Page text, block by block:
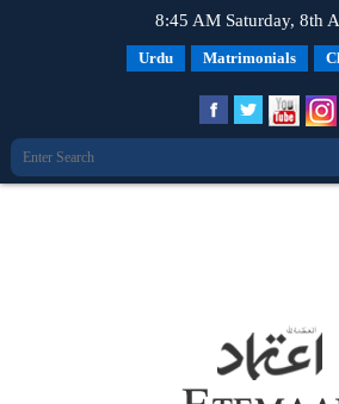
8:45 AM Saturday, 8th
Urdu Matrimonials